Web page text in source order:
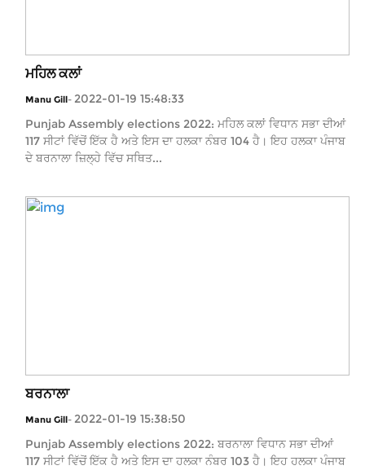
ਮਹਿਲ ਕਲਾਂ
Manu Gill- 2022-01-19 15:48:33
Punjab Assembly elections 2022: ਮਹਿਲ ਕਲਾਂ ਵਿਧਾਨ ਸਭਾ ਦੀਆਂ
117 ਸੀਟਾਂ ਵਿੱਚੋਂ ਇੱਕ ਹੈ ਅਤੇ ਇਸ ਦਾ ਹਲਕਾ ਨੰਬਰ 104 ਹੈ। ਇਹ ਹਲਕਾ ਪੰਜਾਬ
ਦੇ ਬਰਨਾਲਾ ਜ਼ਿਲ੍ਹੇ ਵਿੱਚ ਸਥਿਤ...
ਬਰਨਾਲਾ
Manu Gill- 2022-01-19 15:38:50
Punjab Assembly elections 2022: ਬਰਨਾਲਾ ਵਿਧਾਨ ਸਭਾ ਦੀਆਂ
117 ਸੀਟਾਂ ਵਿੱਚੋਂ ਇੱਕ ਹੈ ਅਤੇ ਇਸ ਦਾ ਹਲਕਾ ਨੰਬਰ 103 ਹੈ। ਇਹ ਹਲਕਾ ਪੰਜਾਬ